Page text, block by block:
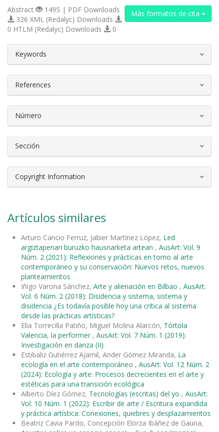
Más formatos de cita
Abstract
1495 | PDF Downloads
326 XML (Redalyc) Downloads
0 HTLM (Redalyc) Downloads
0
Keywords
References
Número
Sección
Copyright Information
Artículos similares
Arturo Cancio Ferruz, Jabier Martínez López, Led
argiztapenari buruzko hausnarketa artean , AusArt: Vol. 9
Núm. 2 (2021): Reflexiones y prácticas en torno al arte
contemporáneo y su conservación: Nuevos retos, nuevos
planteamientos
Iñigo Varona Sánchez, Arte y alienación en Bilbao , AusArt:
Vol. 6 Núm. 2 (2018): Disidencia y sistema, sistema y
disidencia ¿Es todavía posible hoy una crítica al sistema
desde las prácticas artísticas?
Elia Torrecilla Patiño, Miguel Molina Alarcón, Tórtola
Valencia, la performer , AusArt: Vol. 7 Núm. 1 (2019):
Investigación en danza (II)
Estibaliz Gutiérrez Ajamil, Ander Gómez Miranda, La
ecología en el arte contemporáneo , AusArt: Vol. 12 Núm. 2
(2024): Ecología y arte: Procesos decrecientes en el arte y
estéticas para una transición ecológica
Alberto Díez Gómez, Tecnologías (escritas) del yo , AusArt:
Vol. 10 Núm. 1 (2022): Escribir de arte / Escritura expandida
y práctica artística: Conexiones, quiebres y desplazamientos
Beatriz Cavia Pardo, Concepción Elorza Ibáñez de Gauna,